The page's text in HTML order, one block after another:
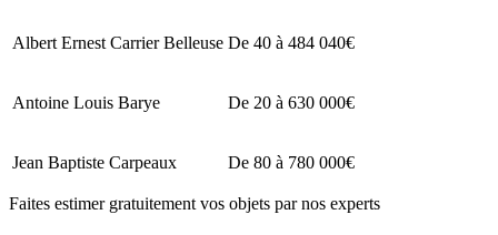
Albert Ernest Carrier Belleuse De 40 à 484 040€
Antoine Louis Barye De 20 à 630 000€
Jean Baptiste Carpeaux De 80 à 780 000€
Faites estimer gratuitement vos objets par nos experts